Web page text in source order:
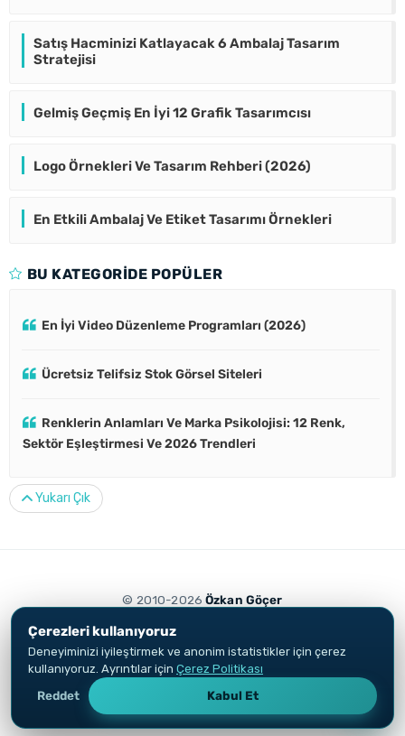
Satış Hacminizi Katlayacak 6 Ambalaj Tasarım
Stratejisi
Gelmiş Geçmiş En İyi 12 Grafik Tasarımcısı
Logo Örnekleri Ve Tasarım Rehberi (2026)
En Etkili Ambalaj Ve Etiket Tasarımı Örnekleri
BU KATEGORIDE POPÜLER
En İyi Video Düzenleme Programları (2026)
Ücretsiz Telifsiz Stok Görsel Siteleri
Renklerin Anlamları Ve Marka Psikolojisi: 12 Renk,
Sektör Eşleştirmesi Ve 2026 Trendleri
Yukarı Çık
© 2010-2026Özkan Göçer
Growth Engineer ve dijital pazarlama uzmanı. İçerik ve reklamlar yatırım
Çerezleri kullanıyoruz
Deneyiminizi iyileştirmek ve anonim istatistikler için çerez
kullanıyoruz. Ayrıntılar için Çerez Politikası
Reddet Kabul Et